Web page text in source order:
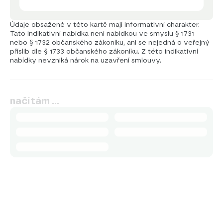
Údaje obsažené v této kartě mají informativní charakter.
Tato indikativní nabídka není nabídkou ve smyslu § 1731
nebo § 1732 občanského zákoníku, ani se nejedná o veřejný
příslib dle § 1733 občanského zákoníku. Z této indikativní
nabídky nevzniká nárok na uzavření smlouvy.
načítám …